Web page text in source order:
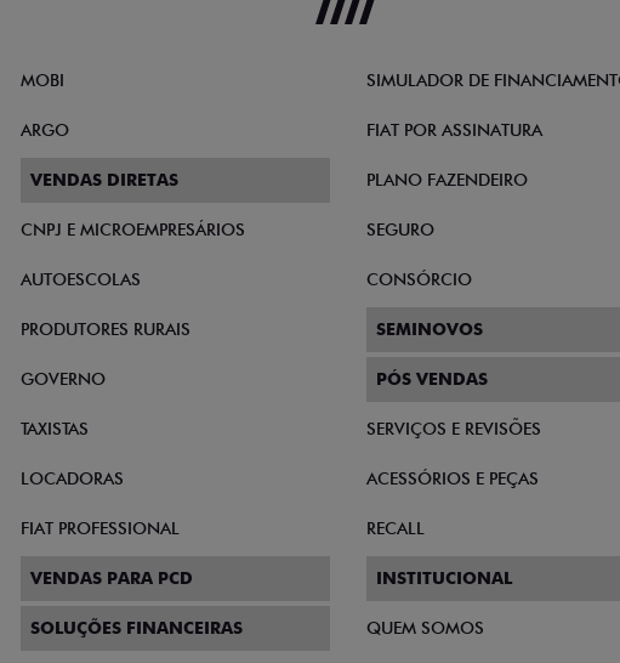
MOBI
ARGO
VENDAS DIRETAS
CNPJ E MICROEMPRESÁRIOS
AUTOESCOLAS
PRODUTORES RURAIS
GOVERNO
TAXISTAS
LOCADORAS
FIAT PROFESSIONAL
VENDAS PARA PCD
SOLUÇÕES FINANCEIRAS
SIMULADOR DE
FIAT POR ASSINATURA
PLANO FAZENDEIRO
SEGURO
CONSÓRCIO
SEMINOVOS
PÓS VENDAS
SERVIÇOS E REVISÕES
ACESSÓRIOS E PEÇAS
RECALL
INSTITUCIONAL
QUEM SOMOS